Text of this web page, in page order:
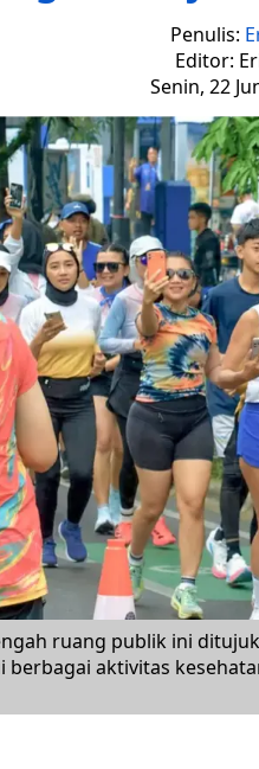
Penulis:
Editor:
Senin, 22
ruang publik ini
berbagai aktivitas